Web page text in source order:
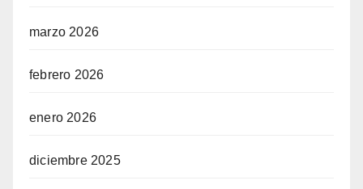
marzo 2026
febrero 2026
enero 2026
diciembre 2025